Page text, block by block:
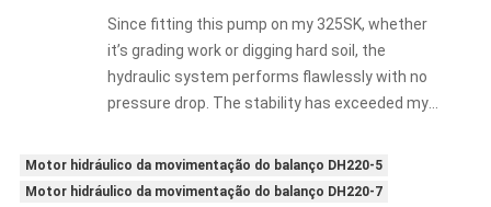
Since fitting this pump on my 325SK, whether
it’s grading work or digging hard soil, the
hydraulic system performs flawlessly with no
pressure drop. The stability has exceeded my
Motor hidráulico da movimentação do balanço DH220-5
Motor hidráulico da movimentação do balanço DH220-7